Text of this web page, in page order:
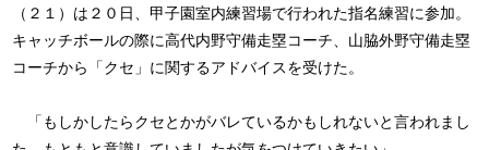
（２１）は２０日、甲子園室内練習場で行われた指名練習に参加。
キャッチボールの際に高代内野守備走塁コーチ、山脇外野守備走塁
コーチから「クセ」に関するアドバイスを受けた。
「もしかしたらクセとかがバレているかもしれないと言われまし